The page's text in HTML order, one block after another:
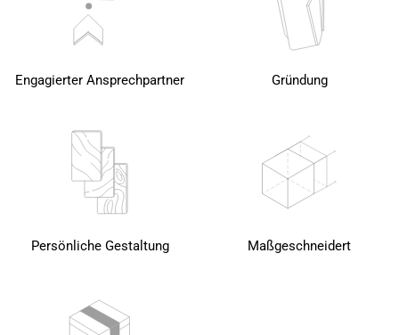
Engagierter Ansprechpartner Gründung
Persönliche Gestaltung Maßgeschneidert